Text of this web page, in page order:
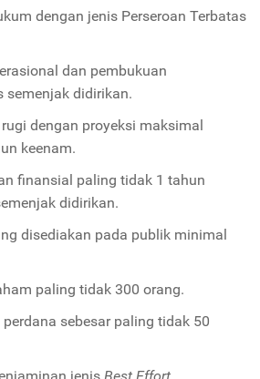
dengan jenis Perseroan Terbatas
dan pembukuan
semenjak didirikan.
dengan proyeksi maksimal
keenam.
finansial paling tidak 1 tahun
didirikan.
disediakan pada publik minimal
paling tidak 300 orang.
sebesar paling tidak 50